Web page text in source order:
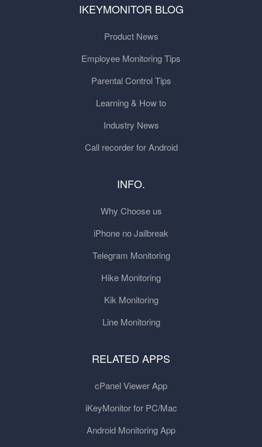
IKEYMONITOR BLOG
Product News
Employee Monitoring Tips
Parental Control Tips
Learning & How to
Industry News
Call recorder for Android
INFO.
Why Choose us
iPhone no Jailbreak
Telegram Monitoring
Hike Monitoring
Kik Monitoring
Line Monitoring
RELATED APPS
cPanel Viewer App
iKeyMonitor for PC/Mac
Android Monitoring App